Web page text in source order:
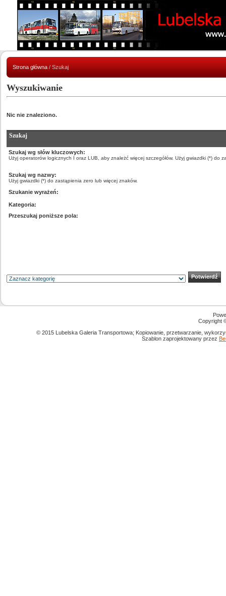
Strona główna / Szukaj
Wyszukiwanie
Nic nie znaleziono.
Szukaj
Szukaj wg słów kluczowych:
Użyj operatorów logicznych I oraz LUB, aby znależć więcej szczegółów. Użyj gwiazdki (*) do
Szukaj wg nazwy:
Użyj gwiazdki (*) do zastąpienia zero lub więcej znaków.
Szukanie wyrażeń:
Kategoria:
Przeszukaj poniższe pola:
Copyright
© 2015 Lubelska Galeria Transportowa; Kopiowanie, przetwarzanie,
Szablon zaprojektowany przez